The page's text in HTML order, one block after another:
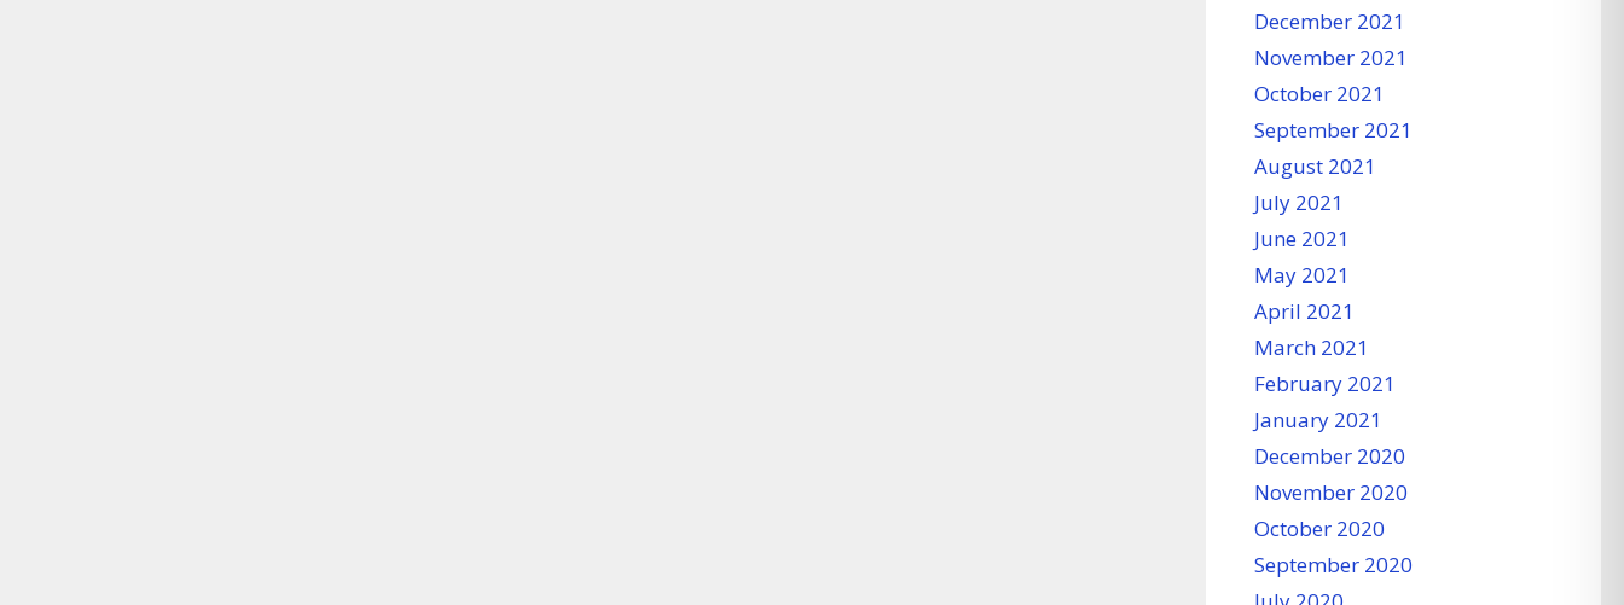
December 2021
November 2021
October 2021
September 2021
August 2021
July 2021
June 2021
May 2021
April 2021
March 2021
February 2021
January 2021
December 2020
November 2020
October 2020
September 2020